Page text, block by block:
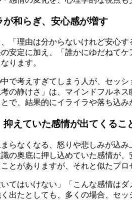
が和らぎ、安心感が増す
「理由は分からないけれど安心
安定に加え、「誰かにゆだねて
ります。
で考えすぎてしまう人が、セッ
の静けさ」は、マインドフルネ
で、結果的にイライラや落ち込み
抑えていた感情が出てくるこ
らなくなる、怒りや悲しみが込
の奥底に押し込めていた感情が
とがありますが、それと似たプロ
てはいけない」「こんな感情は
出たとしても、多くの場合、セ